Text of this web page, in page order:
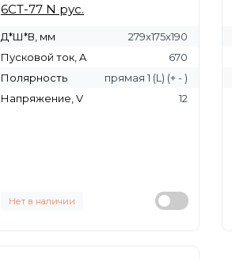
6СТ-77 N рус.
Д*Ш*В, мм
279х175х190
Пусковой ток, A
670
Полярность
прямая 1 (L) (+ - )
Напряжение, V
12
Нет в наличии